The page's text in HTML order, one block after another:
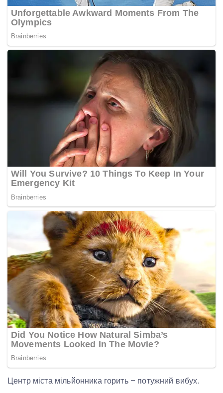
Центр міста мільйонника горить – потужний вибух.